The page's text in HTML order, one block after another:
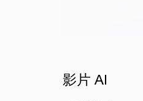
影片 AI